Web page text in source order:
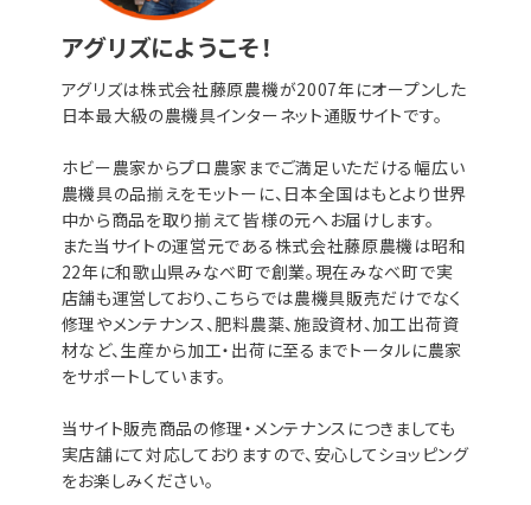
アグリズにようこそ！
アグリズは株式会社藤原農機が2007年にオープンした
日本最大級の農機具インターネット通販サイトです。
ホビー農家からプロ農家までご満足いただける幅広い
農機具の品揃えをモットーに、日本全国はもとより世界
中から商品を取り揃えて皆様の元へお届けします。
また当サイトの運営元である株式会社藤原農機は昭和
22年に和歌山県みなべ町で創業。現在みなべ町で実
店舗も運営しており、こちらでは農機具販売だけでなく
修理やメンテナンス、肥料農薬、施設資材、加工出荷資
材など、生産から加工・出荷に至るまでトータルに農家
をサポートしています。
当サイト販売商品の修理・メンテナンスにつきましても
実店舗にて対応しておりますので、安心してショッピング
をお楽しみください。